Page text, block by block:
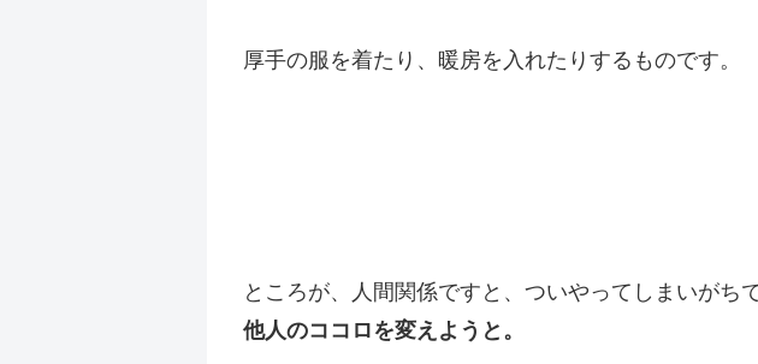
厚手の服を着たり、暖房を入れたりするものです。
ところが、人間関係ですと、ついやってしまいがちで
他人のココロを変えようと。